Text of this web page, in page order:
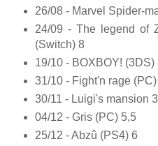
26/08 - Marvel Spider-
24/09 - The legend of
(Switch) 8
19/10 - BOXBOY! (3DS)
31/10 - Fight'n rage (PC)
30/11 - Luigi's mansion
04/12 - Gris (PC) 5,5
25/12 - Abzû (PS4) 6